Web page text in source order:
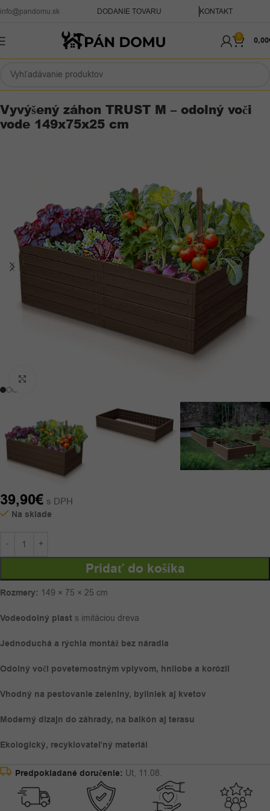
info@pandomu.sk DODANIE TOVARU KONTAKT
0 0,00
Domov Záhrada Vyvýšené záhony a palisády
Vyvýšený záhon TRUST M – odolný voči
vode 149x75x25 cm
39,90€ s DPH
Na sklade
Pridať do košíka
Rozmery: 149 × 75 × 25 cm
Vodeodolný plast s imitáciou dreva
Jednoduchá a rýchla montáž bez náradia
Odolný voči poveternostným vplyvom, hnilobe a korózii
Vhodný na pestovanie zeleniny, byliniek aj kvetov
Moderný dizajn do záhrady, na balkón aj terasu
Ekologický, recyklovateľný materiál
Predpokladané doručenie: Ut, 11.08.